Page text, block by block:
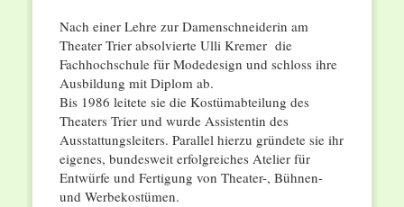
Nach einer Lehre zur Damenschneiderin am
Theater Trier absolvierte Ulli Kremer die
Fachhochschule für Modedesign und schloss ihre
Ausbildung mit Diplom ab.
Bis 1986 leitete sie die Kostümabteilung des
Theaters Trier und wurde Assistentin des
Ausstattungsleiters. Parallel hierzu gründete sie ihr
eigenes, bundesweit erfolgreiches Atelier für
Entwürfe und Fertigung von Theater-, Bühnen-
und Werbekostümen.